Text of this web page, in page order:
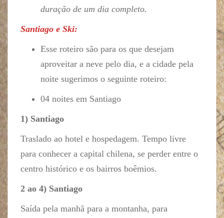
duração de um dia completo.
Santiago e Ski:
Esse roteiro são para os que desejam
aproveitar a neve pelo dia, e a cidade pela
noite sugerimos o seguinte roteiro:
04 noites em Santiago
1) Santiago
Traslado ao hotel e hospedagem. Tempo livre
para conhecer a capital chilena, se perder entre o
centro histórico e os bairros boêmios.
2 ao 4) Santiago
Saída pela manhã para a montanha, para